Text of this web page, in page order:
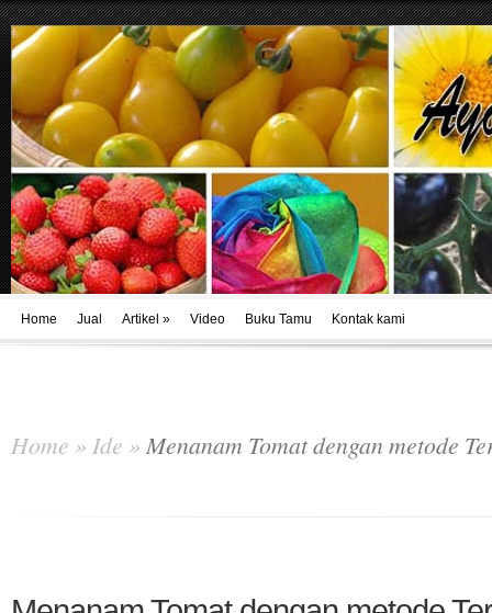
Home Jual Artikel » Video Buku Tamu Kontak kami
Home » Ide » Menanam Tomat dengan metode